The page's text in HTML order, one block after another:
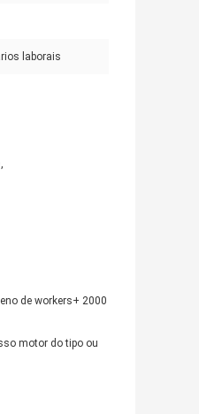
laborais
,
de workers+ 2000
motor do tipo ou